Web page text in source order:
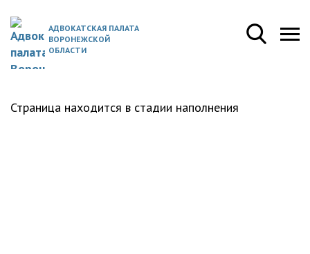
АДВОКАТСКАЯ ПАЛАТА
ВОРОНЕЖСКОЙ
ОБЛАСТИ
Страница находится в стадии наполнения